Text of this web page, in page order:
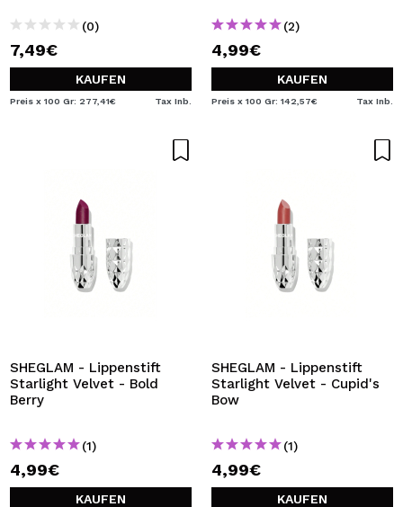
(0)
7,49€
KAUFEN
Preis x 100 Gr: 277,41€ Tax Inb.
(2)
4,99€
KAUFEN
Preis x 100 Gr: 142,57€ Tax Inb.
SHEGLAM - Lippenstift
Starlight Velvet - Bold
Berry
(1)
4,99€
KAUFEN
SHEGLAM - Lippenstift
Starlight Velvet - Cupid's
Bow
(1)
4,99€
KAUFEN